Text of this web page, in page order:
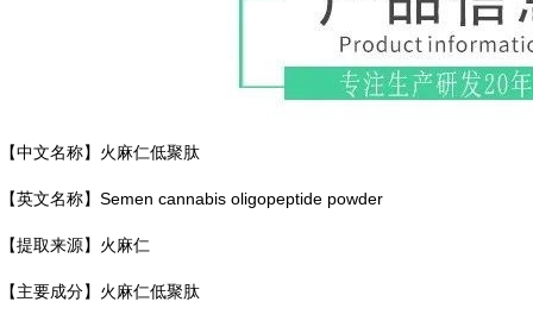
【中文名称】火麻仁低聚肽
【英文名称】Semen cannabis oligopeptide powder
【提取来源】火麻仁
【主要成分】火麻仁低聚肽